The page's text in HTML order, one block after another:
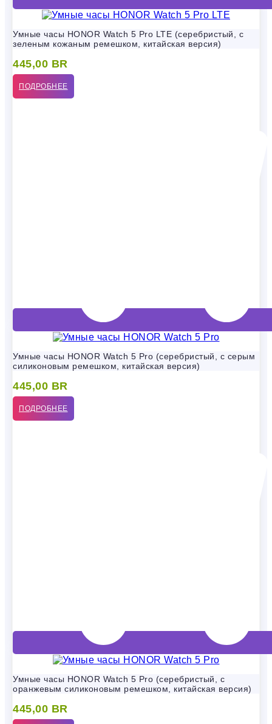
Умные часы HONOR Watch 5 Pro LTE (серебристый, с
зеленым кожаным ремешком, китайская версия)
445,00 BR
ПОДРОБНЕЕ
Умные часы HONOR Watch 5 Pro (серебристый, с серым
силиконовым ремешком, китайская версия)
445,00 BR
ПОДРОБНЕЕ
Умные часы HONOR Watch 5 Pro (серебристый, с
оранжевым силиконовым ремешком, китайская версия)
445,00 BR